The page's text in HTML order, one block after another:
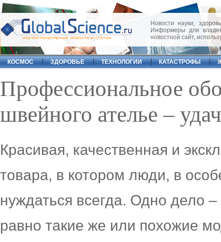
научно-популярные новости и статьи
Новости науки,
Информеры для
новостной сайт,
КОСМОС ЗДОРОВЬЕ ТЕХНОЛОГИИ КАТАСТРОФЫ
Профессиональное
швейного ателье –
Красивая, качественная и
товара, в котором люди, в
нуждаться всегда. Одно дело
равно такие же или похожие